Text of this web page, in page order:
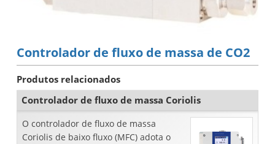
Controlador de fluxo de massa de CO2
Produtos relacionados
Controlador de fluxo de massa Coriolis
O controlador de fluxo de massa
Coriolis de baixo fluxo (MFC) adota o